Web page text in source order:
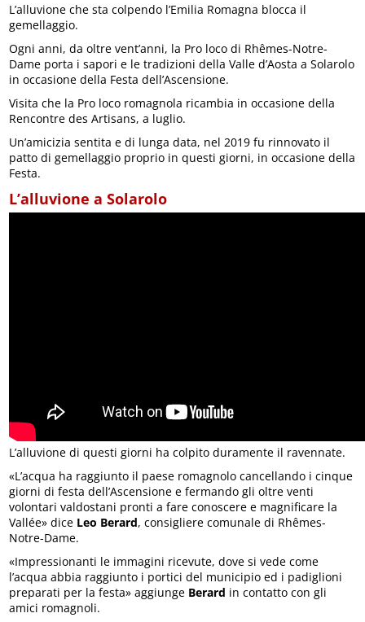
L’alluvione che sta colpendo l’Emilia Romagna blocca il
gemellaggio.
Ogni anni, da oltre vent’anni, la Pro loco di Rhêmes-Notre-
Dame porta i sapori e le tradizioni della Valle d’Aosta a Solarolo
in occasione della Festa dell’Ascensione.
Visita che la Pro loco romagnola ricambia in occasione della
Rencontre des Artisans, a luglio.
Un’amicizia sentita e di lunga data, nel 2019 fu rinnovato il
patto di gemellaggio proprio in questi giorni, in occasione della
Festa.
L’alluvione a Solarolo
L’alluvione di questi giorni ha colpito duramente il ravennate.
«L’acqua ha raggiunto il paese romagnolo cancellando i cinque
giorni di festa dell’Ascensione e fermando gli oltre venti
volontari valdostani pronti a fare conoscere e magnificare la
Vallée» dice Leo Berard, consigliere comunale di Rhêmes-
Notre-Dame.
«Impressionanti le immagini ricevute, dove si vede come
l’acqua abbia raggiunto i portici del municipio ed i padiglioni
preparati per la festa» aggiunge Berard in contatto con gli
amici romagnoli.